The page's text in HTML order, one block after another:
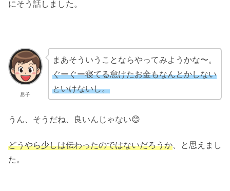
にそう話しました。
息子
まあそういうことならやってみようかな〜。
ぐーぐー寝てる怠けたお金もなんとかしない
といけないし。
うん、そうだね、良いんじゃない😊
どうやら少しは伝わったのではないだろうか、と思えまし
た。